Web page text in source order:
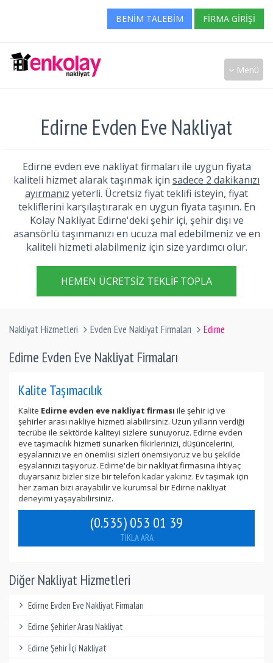
BENIM TALEBIM FIRMA GIRIŞI
Menü
Edirne Evden Eve Nakliyat
Edirne evden eve nakliyat firmaları ile uygun fiyata
kaliteli hizmet alarak taşınmak için sadece 2 dakikanızı
ayırmanız yeterli. Ücretsiz fiyat teklifi isteyin, fiyat
tekliflerini karşılaştırarak en uygun fiyata taşının. En
Kolay Nakliyat Edirne'deki şehir içi, şehir dışı ve
asansörlü taşınmanızı en ucuza mal edebilmeniz ve en
kaliteli hizmeti alabilmeniz için size yardımcı olur.
HEMEN ÜCRETSIZ TEKLIF TOPLA
Nakliyat Hizmetleri Evden Eve Nakliyat Firmaları Edirne
Edirne Evden Eve Nakliyat Firmaları
Kalite Taşımacılık
Kalite Edirne evden eve nakliyat firması ile şehir içi ve
şehirler arası nakliye hizmeti alabilirsiniz. Uzun yılların verdiği
tecrübe ile sektörde kaliteyi sizlere sunuyoruz. Edirne evden
eve taşımacılık hizmeti sunarken fikirlerinizi, düşüncelerini,
eşyalarınızı ve en önemlisi sizleri önemsiyoruz ve bu şekilde
eşyalarınızı taşıyoruz. Edirne'de bir nakliyat firmasına ihtiyaç
duyarsanız bizler size bir telefon kadar yakınız. Ev taşımak için
her zaman bizi arayabilir ve kurumsal bir Edirne nakliyat
deneyimi yaşayabilirsiniz.
(0.535) 053 01 39
TIKLA ARA
Diğer Nakliyat Hizmetleri
Edirne Evden Eve Nakliyat Firmaları
Edirne Şehirler Arası Nakliyat
Edirne Şehir İçi Nakliyat